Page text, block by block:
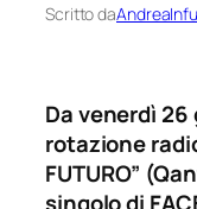
Scritto da
Da venerdì
rotazione
FUTURO”